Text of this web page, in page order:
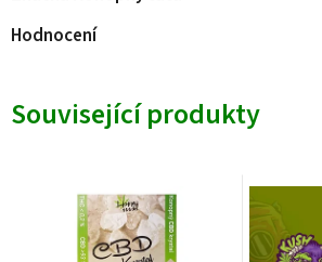
Hodnocení
Související produkty